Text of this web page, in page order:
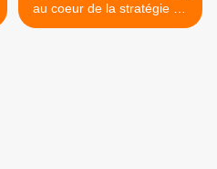
au coeur de la stratégie de
Shell >